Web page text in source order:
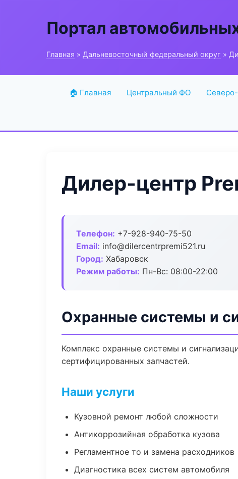
Портал
Главная » Дальневосточный федеральный округ »
🏠 Главная Центральный ФО
Дилер-центр
Телефон: +7-928-940-75-50
Email: info@dilercentrpremi521.ru
Город: Хабаровск
Режим работы: Пн-Вс: 08:00-22:00
Охранные системы и
Комплекс охранные системы и
сертифицированных запчастей.
Наши услуги
Кузовной ремонт любой сложности
Антикоррозийная обработка кузова
Регламентное то и замена расходников
Диагностика всех систем автомобиля